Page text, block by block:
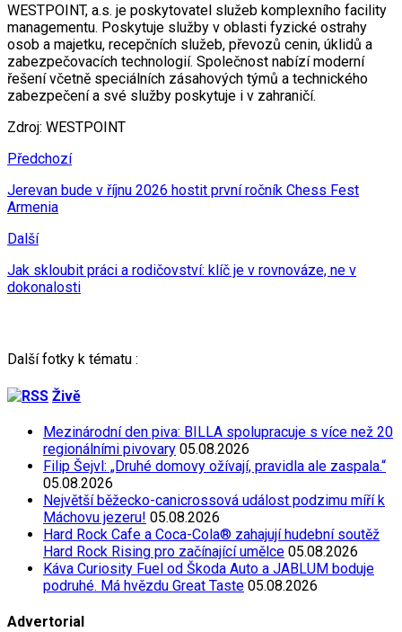
WESTPOINT, a.s. je poskytovatel služeb komplexního facility
managementu. Poskytuje služby v oblasti fyzické ostrahy
osob a majetku, recepčních služeb, převozů cenin, úklidů a
zabezpečovacích technologií. Společnost nabízí moderní
řešení včetně speciálních zásahových týmů a technického
zabezpečení a své služby poskytuje i v zahraničí.
Zdroj: WESTPOINT
Předchozí
Jerevan bude v říjnu 2026 hostit první ročník Chess Fest
Armenia
Další
Jak skloubit práci a rodičovství: klíč je v rovnováze, ne v
dokonalosti
Další fotky k tématu :
Živě
Mezinárodní den piva: BILLA spolupracuje s více než 20
regionálními pivovary 05.08.2026
Filip Šejvl: „Druhé domovy ožívají, pravidla ale zaspala.“
05.08.2026
Největší běžecko-canicrossová událost podzimu míří k
Máchovu jezeru! 05.08.2026
Hard Rock Cafe a Coca-Cola® zahajují hudební soutěž
Hard Rock Rising pro začínající umělce 05.08.2026
Káva Curiosity Fuel od Škoda Auto a JABLUM boduje
podruhé. Má hvězdu Great Taste 05.08.2026
Advertorial